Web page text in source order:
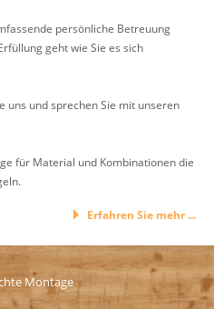
persönliche Betreuung
geht wie Sie es sich
uns und sprechen Sie mit unseren
für Material und Kombinationen die
Erfahren Sie mehr ...
Montage